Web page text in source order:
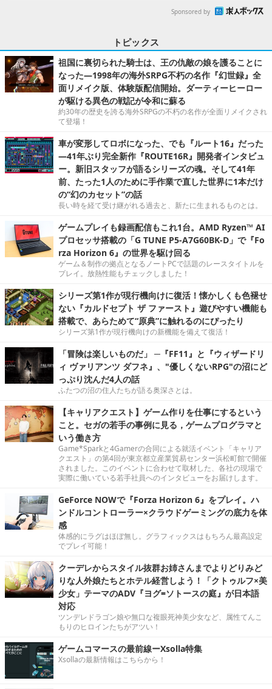
Sponsored by
トピックス
祖国に裏切られた騎士は、王の仇敵の娘を護ることに
なった―1998年の海外SRPG不朽の名作『幻世録』全
面リメイク版、体験版配信開始。ダーティーヒーロー
が駆ける異色の戦記が令和に蘇る
約30年の歴史を誇る海外SRPGの不朽の名作が全面リメイクされ
て登場！
車が変形してロボになった、でも『ルート16』だった
―41年ぶり完全新作『ROUTE16R』開発者インタビュ
ー。新旧スタッフが語るシリーズの魂。そして41年
前、たった1人のために手作業で直した世界に1本だけ
の“幻のカセット”の話
長い時を経て受け継がれる過去と、新たに生まれるものとは。
ゲームプレイも録画配信もこれ1台。AMD Ryzen™ AI
プロセッサ搭載の「G TUNE P5-A7G60BK-D」で『Fo
rza Horizon 6』の世界を駆け回る
ゲーム＆制作の拠点となるノートPCで話題のレースタイトルを
プレイ。放熱性能もチェックしました！
シリーズ第1作が現行機向けに復活！懐かしくも色褪せ
ない『カルドセプト ザ ファースト』遊びやすい機能も
搭載で、あらためて“原典”に触れるのにぴったり
シリーズ第1作が現行機向けの新機能を備えて復活！
「冒険は楽しいものだ」 ─『FF11』と『ウィザードリ
ィ ヴァリアンツ ダフネ』、"優しくないRPG"の沼にど
っぷり沈んだ4人の話
ふたつの沼の住人たちが語る奥深さとは。
【キャリアクエスト】ゲーム作りを仕事にするという
こと。セガの若手の事例に見る，ゲームプログラマと
いう働き方
Game*Sparkと4Gamerの合同による就活イベント「キャリア
クエスト」の第4回が東京都立産業貿易センター浜松町館で開催
されました。このイベントに合わせて取材した、各社の現場で
実際に働いている若手社員へのインタビューをお届けします。
GeForce NOWで『Forza Horizon 6』をプレイ。ハ
ンドルコントローラー×クラウドゲーミングの底力を体
感
体感的にラグはほぼ無し。グラフィックスはもちろん最高設定
でプレイ可能！
クーデレからスタイル抜群お姉さんまでよりどりみど
りな人外娘たちとホテル経営しよう！「クトゥルフ×美
少女」テーマのADV『ヨグ=ソトースの庭』が日本語
対応
ツンデレドラゴン娘や無口な複眼死神美少女など、属性てんこ
もりのヒロインたちがアツい！
ゲームコマースの最前線ーXsolla特集
Xsollaの最新情報はこちらから！